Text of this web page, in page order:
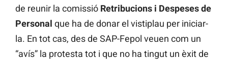
de reunir la comissió Retribucions i Despeses de
Personal que ha de donar el vistiplau per iniciar-
la. En tot cas, des de SAP-Fepol veuen com un
“avís” la protesta tot i que no ha tingut un èxit de